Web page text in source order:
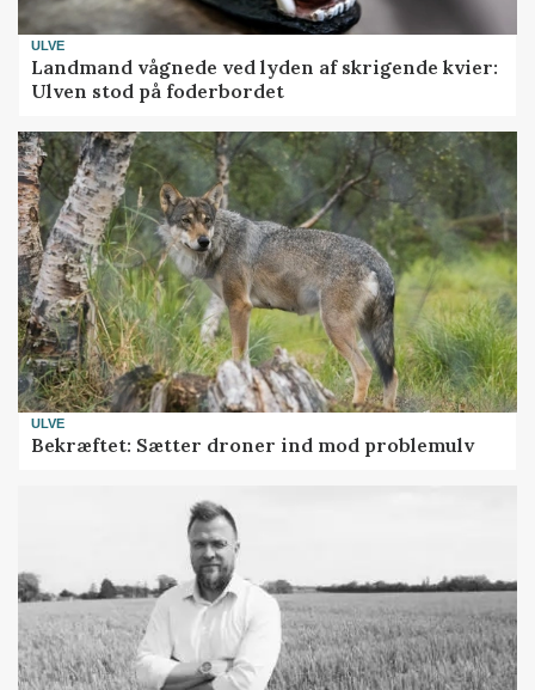
ULVE
Landmand vågnede ved lyden af skrigende kvier:
Ulven stod på foderbordet
ULVE
Bekræftet: Sætter droner ind mod problemulv